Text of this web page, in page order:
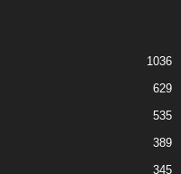
1036
629
535
389
345